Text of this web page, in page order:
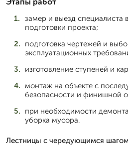
замер и выезд специалиста
подготовки проекта;
подготовка чертежей и
эксплуатационных
изготовление ступеней и
монтаж на объекте с
безопасности и финишной
при необходимости
уборка мусора.
Лестницы с чередующимся шагом